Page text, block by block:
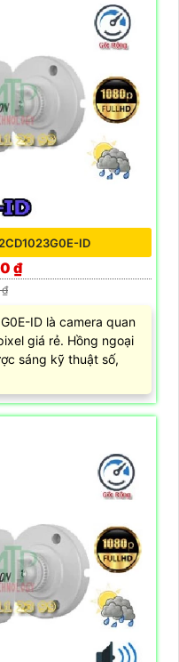
ID
₫
ID là camera quan
giá rẻ. Hồng ngoại
sáng kỹ thuật số,